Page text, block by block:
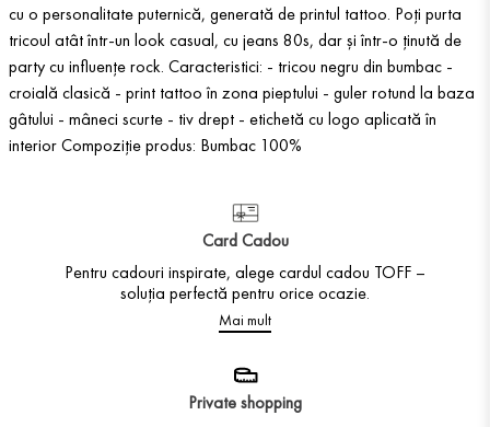
cu o personalitate puternică, generată de printul tattoo. Poți purta
tricoul atât într-un look casual, cu jeans 80s, dar și într-o ținută de
party cu influențe rock. Caracteristici: - tricou negru din bumbac -
croială clasică - print tattoo în zona pieptului - guler rotund la baza
gâtului - mâneci scurte - tiv drept - etichetă cu logo aplicată în
interior Compoziție produs: Bumbac 100%
Card Cadou
Pentru cadouri inspirate, alege cardul cadou TOFF –
soluția perfectă pentru orice ocazie.
Mai mult
Private shopping